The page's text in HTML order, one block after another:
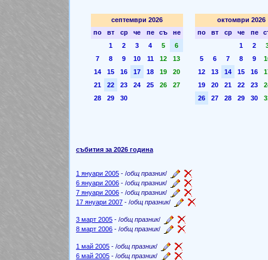
септември 2026
по
вт ср че пе съ
не
1
2 3 4 5
6
7
8 9 10 11 12
13
14
15 16 17 18 19
20
21
22 23 24 25 26
27
28
29 30
октомври 2026
по
вт ср че пе
1
2
5
6 7 8 9
12
13 14 15 16
19
20 21 22 23
26
27 28 29 30
събития за 2026 година
1 януари 2005 - /общ празник/
6 януари 2006 - /общ празник/
7 януари 2006 - /общ празник/
17 януари 2007 - /общ празник/
3 март 2005 - /общ празник/
8 март 2006 - /общ празник/
1 май 2005 - /общ празник/
6 май 2005 - /общ празник/